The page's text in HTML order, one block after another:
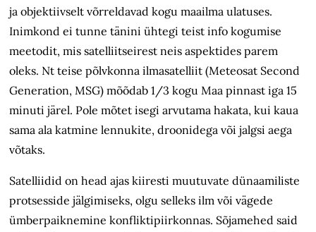
ja objektiivselt võrreldavad kogu maailma ulatuses.
Inimkond ei tunne tänini ühtegi teist info kogumise
meetodit, mis satelliitseirest neis aspektides parem
oleks. Nt teise põlvkonna ilmasatelliit (Meteosat Second
Generation, MSG) mõõdab 1/3 kogu Maa pinnast iga 15
minuti järel. Pole mõtet isegi arvutama hakata, kui kaua
sama ala katmine lennukite, droonidega või jalgsi aega
võtaks.
Satelliidid on head ajas kiiresti muutuvate dünaamiliste
protsesside jälgimiseks, olgu selleks ilm või vägede
ümberpaiknemine konfliktipiirkonnas. Sõjamehed said